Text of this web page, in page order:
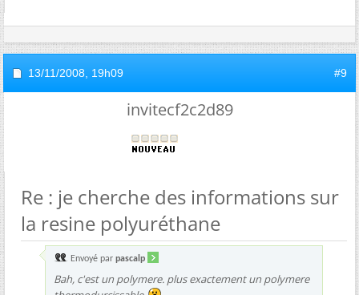
13/11/2008, 19h09 #9
invitecf2c2d89
Re : je cherche des informations sur
la resine polyuréthane
Envoyé par pascalp
Bah, c'est un polymere. plus exactement un polymere